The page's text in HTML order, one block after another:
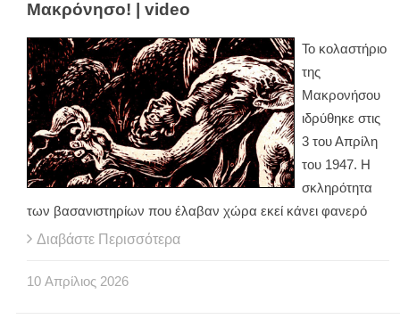
Μακρόνησο! | video
Το κολαστήριο
της
Μακρονήσου
ιδρύθηκε στις
3 του Απρίλη
του 1947. Η
σκληρότητα
των βασανιστηρίων που έλαβαν χώρα εκεί κάνει φανερό
Διαβάστε Περισσότερα
10 Απρίλιος 2026